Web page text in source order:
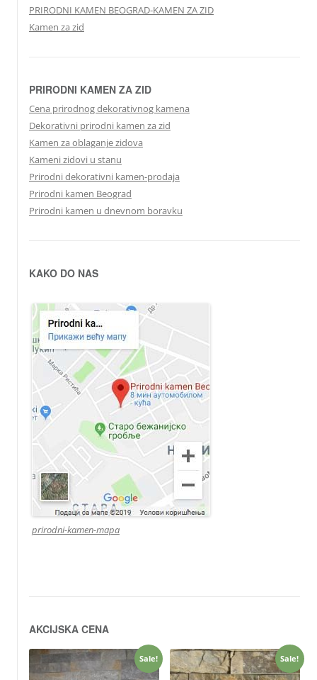
PRIRODNI KAMEN BEOGRAD-KAMEN ZA ZID
Kamen za zid
PRIRODNI KAMEN ZA ZID
Cena prirodnog dekorativnog kamena
Dekorativni prirodni kamen za zid
Kamen za oblaganje zidova
Kameni zidovi u stanu
Prirodni dekorativni kamen-prodaja
Prirodni kamen Beograd
Prirodni kamen u dnevnom boravku
KAKO DO NAS
prirodni-kamen-mapa
AKCIJSKA CENA
Sale! Sale!